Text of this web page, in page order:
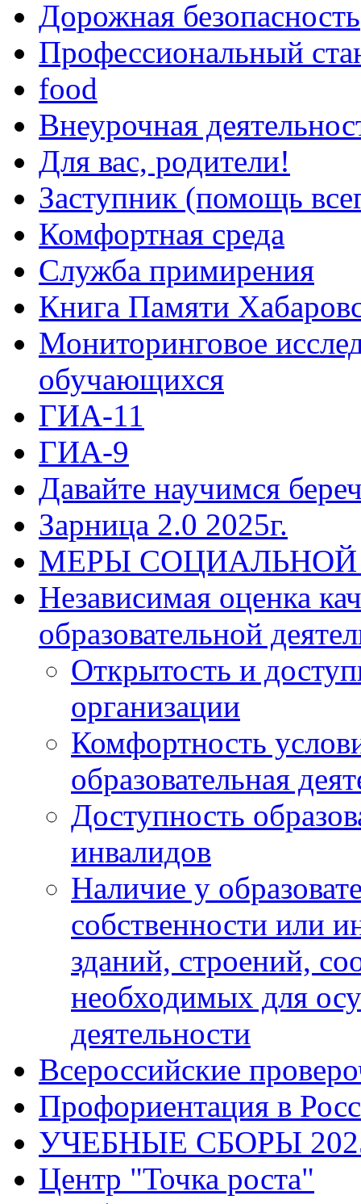
Дорожная безопасность
Профессиональный
food
Внеурочная
Для вас, родители!
Заступник (помощь
Комфортная среда
Служба примирения
Книга Памяти
Мониторинговое
обучающихся
ГИА-11
ГИА-9
Давайте научимся
Зарница 2.0 2025г.
МЕРЫ
Независимая оценка
образовательной
Открытость и
организации
Комфортность
образовательная
Доступность
инвалидов
Наличие у
собственности или
зданий, строений,
необходимых для
деятельности
Всероссийские
Профориентация в
УЧЕБНЫЕ СБОРЫ
Центр "Точка роста"